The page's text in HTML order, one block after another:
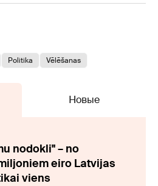
Politika Vēlēšanas
Новые
nodokli" – no
eiro Latvijas
viens